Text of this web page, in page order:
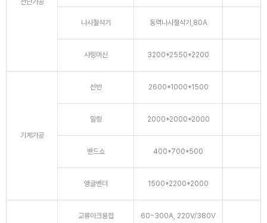
나사절삭기 동력나사절삭기,80A
샤링머신 3200*2550*2200
기계가공
선반 2600*1000*1500
밀링 2000*2000*2000
밴드쇼 400*700*500
앵글벤더 1500*2200*2000
교류아크용접 60~300A, 220V/380V